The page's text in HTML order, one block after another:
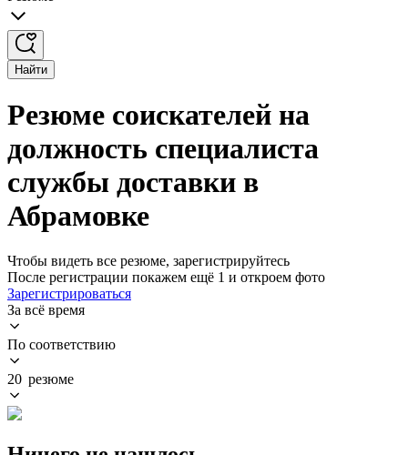
Найти
Резюме соискателей на
должность специалиста
службы доставки в
Абрамовке
Чтобы видеть все резюме, зарегистрируйтесь
После регистрации покажем ещё 1 и откроем фото
Зарегистрироваться
За всё время
По соответствию
20 резюме